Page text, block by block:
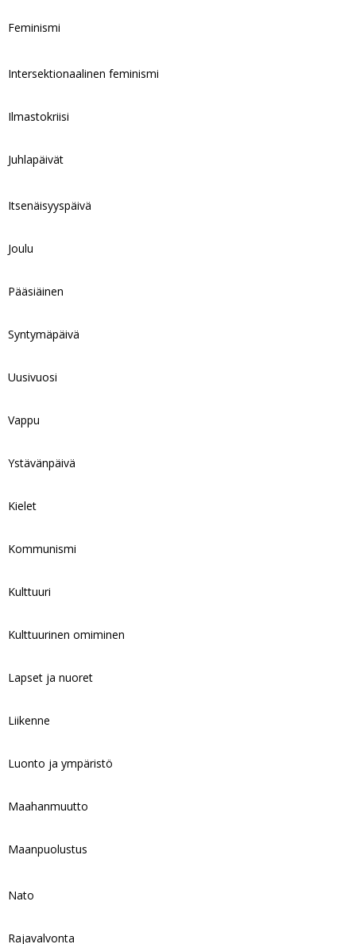
Feminismi
Intersektionaalinen feminismi
Ilmastokriisi
Juhlapäivät
Itsenäisyyspäivä
Joulu
Pääsiäinen
Syntymäpäivä
Uusivuosi
Vappu
Ystävänpäivä
Kielet
Kommunismi
Kulttuuri
Kulttuurinen omiminen
Lapset ja nuoret
Liikenne
Luonto ja ympäristö
Maahanmuutto
Maanpuolustus
Nato
Rajavalvonta